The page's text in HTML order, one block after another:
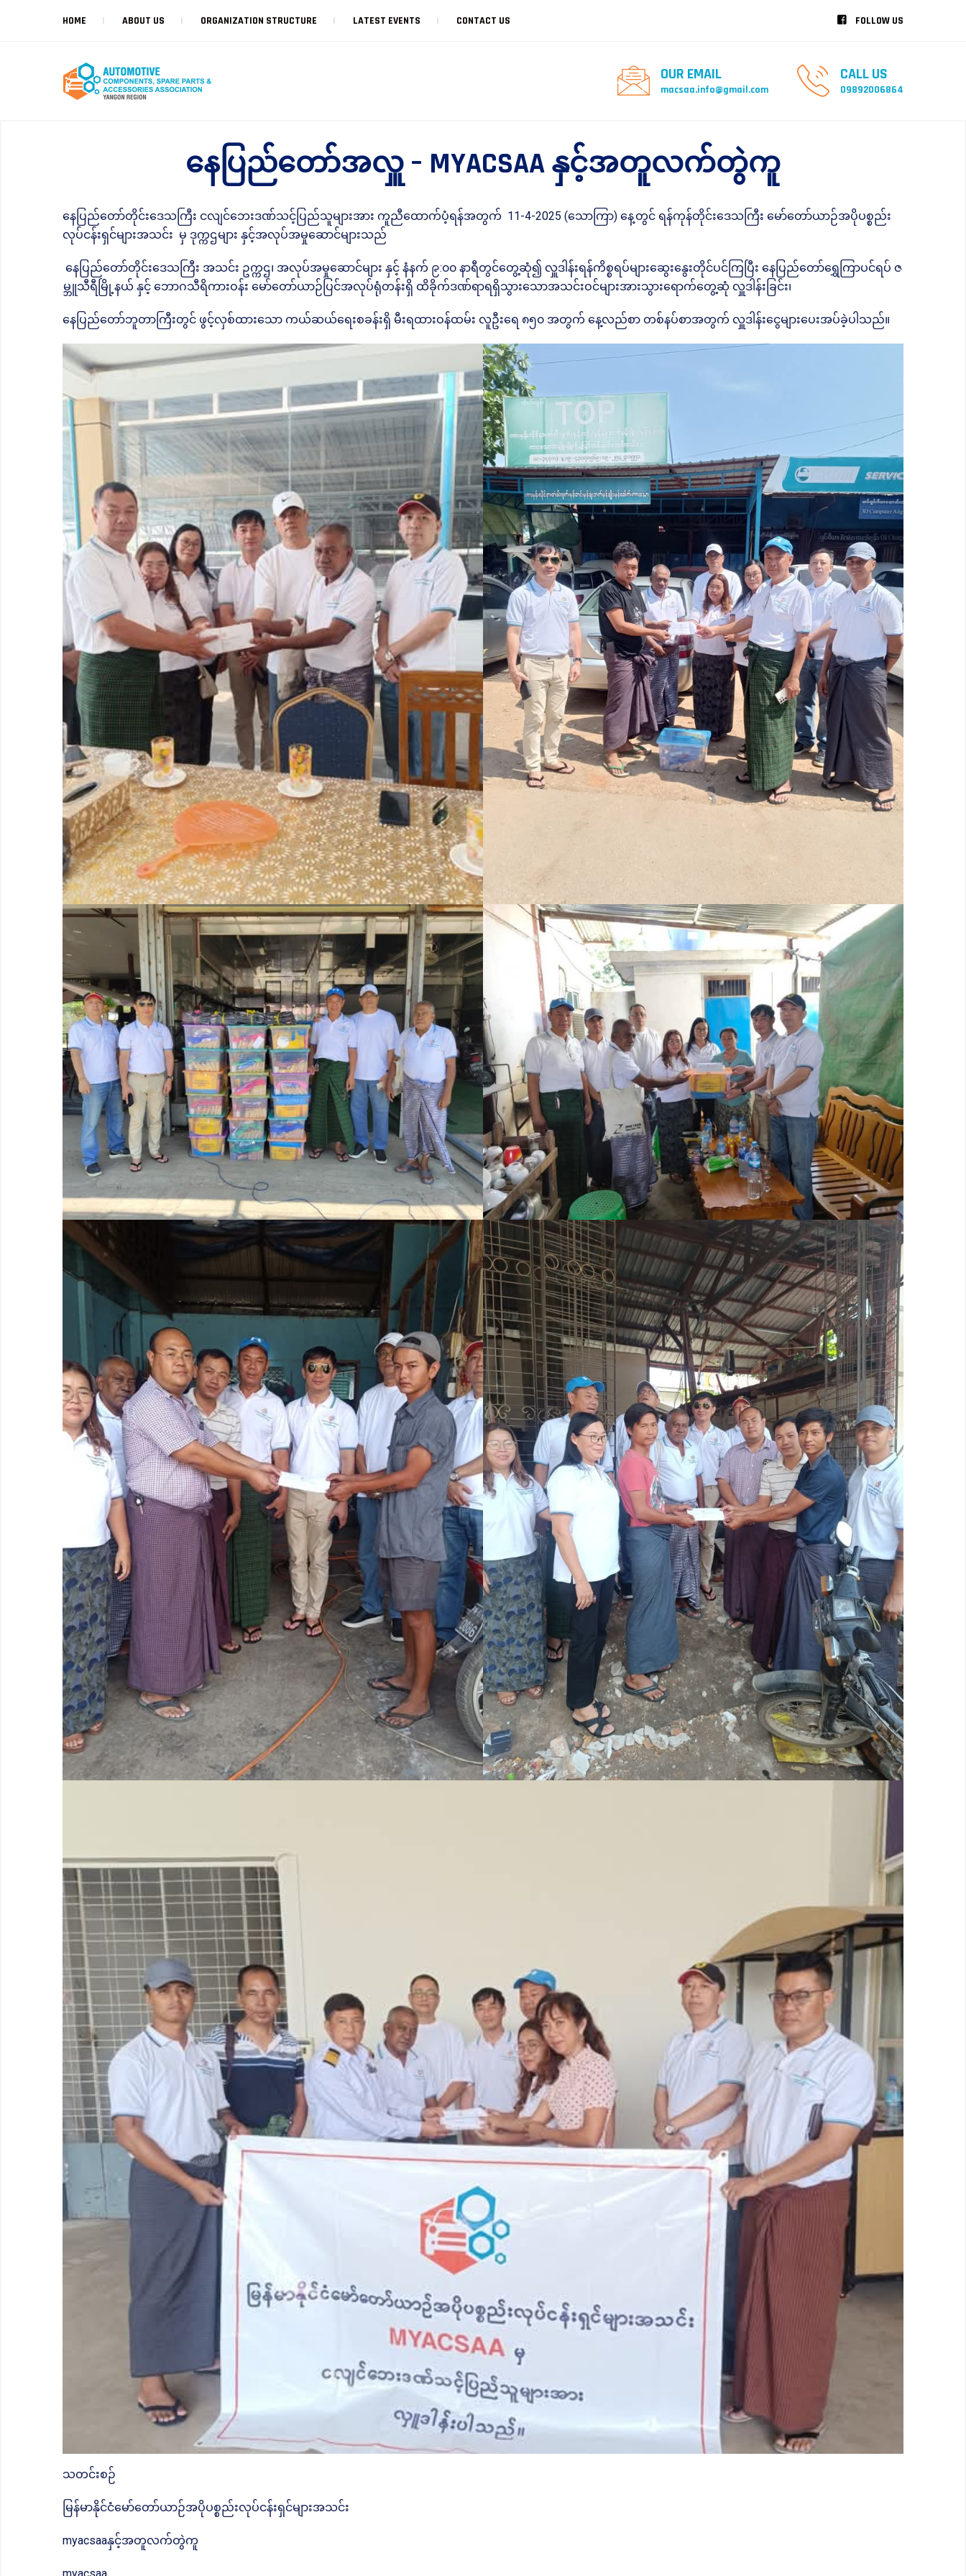
HOME ABOUT US ORGANIZATION STRUCTURE LATEST EVENTS CONTACT US FOLLOW US
OUR EMAIL
macsaa.info@gmail.com
CALL US
09892006864
နေပြည်တော်အလှူ – MYACSAA နှင့်အတူလက်တွဲကူ
နေပြည်တော်တိုင်းဒေသကြီး ငလျင်ဘေးဒဏ်သင့်ပြည်သူများအား ကူညီထောက်ပံ့ရန်အတွက် 11-4-2025 (သောကြာ) နေ့တွင် ရန်ကုန်တိုင်းဒေသကြီး မော်တော်ယာဉ်အပိုပစ္စည်း
လုပ်ငန်းရှင်များအသင်း မှ ဒုက္ကဌများ နှင့်အလုပ်အမှုဆောင်များသည်
နေပြည်တော်တိုင်းဒေသကြီး အသင်း ဥက္ကဌ၊ အလုပ်အမှုဆောင်များ နှင့် နံနက် ၉:၀၀ နာရီတွင်တွေ့ဆုံ၍ လှူဒါန်းရန်ကိစ္စရပ်များဆွေးနွေးတိုင်ပင်ကြပြီး နေပြည်တော်ရွှေကြာပင်ရပ် ဇ
မ္ဘူသီရီမြို့နယ် နှင့် ဘောဂသီရိကားဝန်း မော်တော်ယာဉ်ပြင်အလုပ်ရုံတန်းရှိ ထိခိုက်ဒဏ်ရာရရှိသွားသောအသင်းဝင်များအားသွားရောက်တွေ့ဆုံ လှူဒါန်းခြင်း၊
နေပြည်တော်ဘူတာကြီးတွင် ဖွင့်လှစ်ထားသော ကယ်ဆယ်ရေးစခန်းရှိ မီးရထားဝန်ထမ်း လူဦးရေ ၈၅၀ အတွက် နေ့လည်စာ တစ်နပ်စာအတွက် လှူဒါန်းငွေများပေးအပ်ခဲ့ပါသည်။
သတင်းစဉ်
မြန်မာနိုင်ငံမော်တော်ယာဉ်အပိုပစ္စည်းလုပ်ငန်းရှင်များအသင်း
myacsaaနှင့်အတူလက်တွဲကူ